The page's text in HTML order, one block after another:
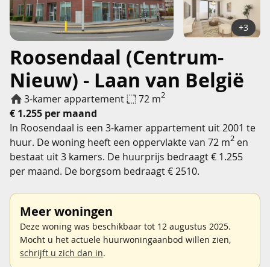
Roosendaal (Centrum-
Nieuw) - Laan van België
3-kamer appartement 72 m2
€ 1.255 per maand
+3
In Roosendaal is een 3-kamer appartement uit 2001 te
huur. De woning heeft een oppervlakte van 72 m2 en
bestaat uit 3 kamers. De huurprijs bedraagt € 1.255
per maand. De borgsom bedraagt € 2510.
Meer woningen
Deze woning was beschikbaar tot 12 augustus 2025.
Mocht u het actuele huurwoningaanbod willen zien,
schrijft u zich dan in.